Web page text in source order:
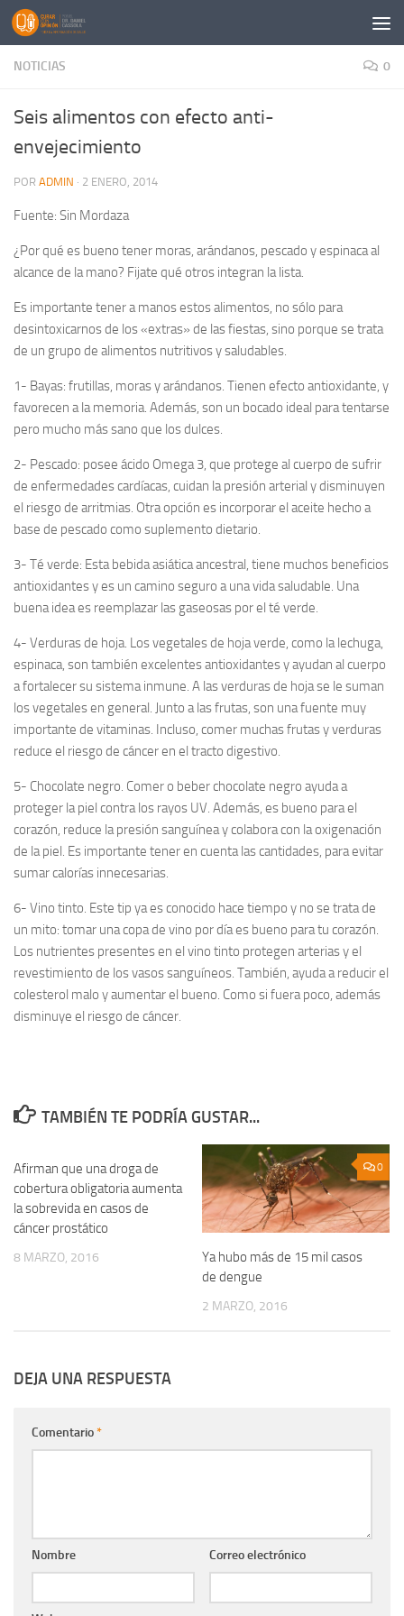
Saltar al contenido
NOTICIAS 0
Seis alimentos con efecto anti-
envejecimiento
POR ADMIN · 2 ENERO, 2014
Fuente: Sin Mordaza
¿Por qué es bueno tener moras, arándanos, pescado y espinaca al
alcance de la mano? Fijate qué otros integran la lista.
Es importante tener a manos estos alimentos, no sólo para
desintoxicarnos de los «extras» de las fiestas, sino porque se trata
de un grupo de alimentos nutritivos y saludables.
1- Bayas: frutillas, moras y arándanos. Tienen efecto antioxidante, y
favorecen a la memoria. Además, son un bocado ideal para tentarse
pero mucho más sano que los dulces.
2- Pescado: posee ácido Omega 3, que protege al cuerpo de sufrir
de enfermedades cardíacas, cuidan la presión arterial y disminuyen
el riesgo de arritmias. Otra opción es incorporar el aceite hecho a
base de pescado como suplemento dietario.
3- Té verde: Esta bebida asiática ancestral, tiene muchos beneficios
antioxidantes y es un camino seguro a una vida saludable. Una
buena idea es reemplazar las gaseosas por el té verde.
4- Verduras de hoja. Los vegetales de hoja verde, como la lechuga,
espinaca, son también excelentes antioxidantes y ayudan al cuerpo
a fortalecer su sistema inmune. A las verduras de hoja se le suman
los vegetales en general. Junto a las frutas, son una fuente muy
importante de vitaminas. Incluso, comer muchas frutas y verduras
reduce el riesgo de cáncer en el tracto digestivo.
5- Chocolate negro. Comer o beber chocolate negro ayuda a
proteger la piel contra los rayos UV. Además, es bueno para el
corazón, reduce la presión sanguínea y colabora con la oxigenación
de la piel. Es importante tener en cuenta las cantidades, para evitar
sumar calorías innecesarias.
6- Vino tinto. Este tip ya es conocido hace tiempo y no se trata de
un mito: tomar una copa de vino por día es bueno para tu corazón.
Los nutrientes presentes en el vino tinto protegen arterias y el
revestimiento de los vasos sanguíneos. También, ayuda a reducir el
colesterol malo y aumentar el bueno. Como si fuera poco, además
disminuye el riesgo de cáncer.
TAMBIÉN TE PODRÍA GUSTAR...
Afirman que una droga de
cobertura obligatoria aumenta
la sobrevida en casos de
cáncer prostático
8 MARZO, 2016
0
Ya hubo más de 15 mil casos
de dengue
2 MARZO, 2016
DEJA UNA RESPUESTA
Comentario*
Nombre Correo electrónico